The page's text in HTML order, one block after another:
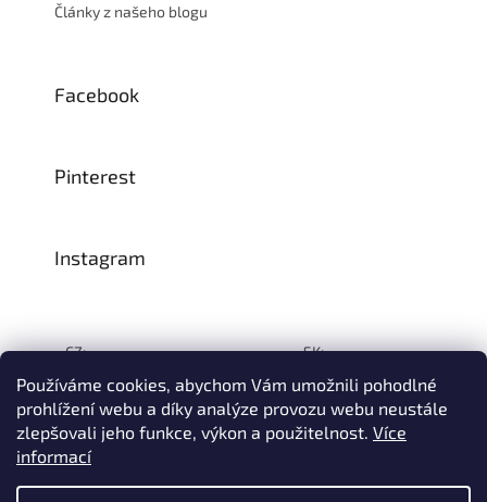
Používáme cookies, abychom Vám umožnili pohodlné
prohlížení webu a díky analýze provozu webu neustále
zlepšovali jeho funkce, výkon a použitelnost. Více
informací
Články z našeho blogu
Facebook
Pinterest
Instagram
CZ: SK:
Vytvořil Shoptet
© 1993–2026INTEA SERVICE s.r.o.Všechna práva vyhrazena.